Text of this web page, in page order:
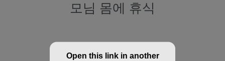
모님 몸에 휴식